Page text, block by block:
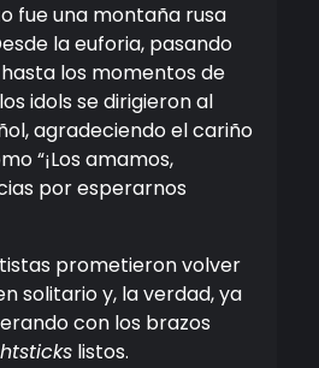
fue una montaña rusa
la euforia, pasando
los momentos de
idols se dirigieron al
agradeciendo el cariño
“¡Los amamos,
por esperarnos
prometieron volver
solitario y, la verdad, ya
con los brazos
listos.